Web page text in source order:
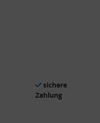
sichere
Zahlung